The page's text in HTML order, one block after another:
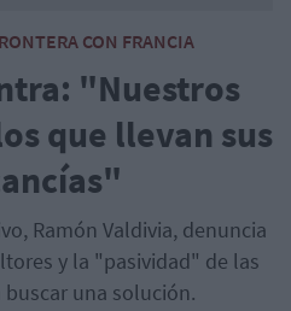
CON FRANCIA
"Nuestros
que llevan sus
Ramón Valdivia, denuncia
y la "pasividad" de las
una solución.